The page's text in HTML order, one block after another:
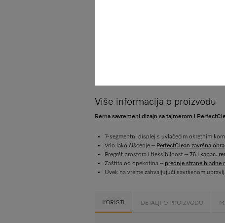
Više informacija o proizvodu
Rerna savremeni dizajn sa tajmerom i
7-segmentni displej s uvlačećim okretnim
Vrlo lako čišćenje – PerfectClean završna
Pregršt prostora i fleksibilnost – 76 l kapac.
Zaštita od opekotina – prednje strane hladne
Uvek na vreme zahvaljujući savršenom
KORISTI DETALJI O PROIZVODU